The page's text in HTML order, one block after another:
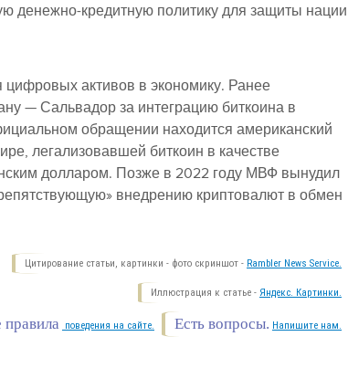
денежно-кредитную политику для защиты нации
активов в экономику. Ранее
— Сальвадор за интеграцию биткоина в
обращении находится американский
легализовавшей биткоин в качестве
долларом. Позже в 2022 году МВФ вынудил
внедрению криптовалют в обмен
Цитирование статьи, картинки - фото скриншот - Rambler News Service.
Иллюстрация к статье - Яндекс. Картинки.
Есть вопросы. Напишите нам.
поведения на сайте.